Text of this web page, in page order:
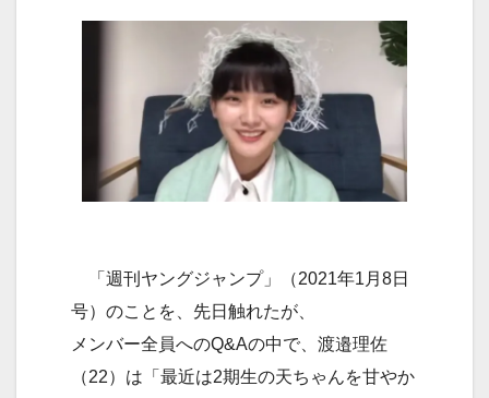
「週刊ヤングジャンプ」（2021年1月8日
号）のことを、先日触れたが、
メンバー全員へのQ&Aの中で、渡邉理佐
（22）は「最近は2期生の天ちゃんを甘やか